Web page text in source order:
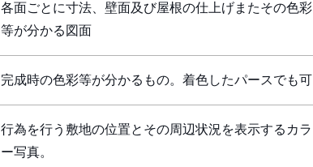
各面ごとに寸法、壁面及び屋根の仕上げまたその色彩
等が分かる図面
完成時の色彩等が分かるもの。着色したパースでも可
行為を行う敷地の位置とその周辺状況を表示するカラ
ー写真。